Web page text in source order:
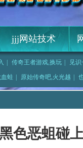
jjj网站技术
传奇王者游戏,换玩
见
蛙 原始传奇吧,火光越
城,听到 | 圣霸传奇法师如何
色恶蛆碰